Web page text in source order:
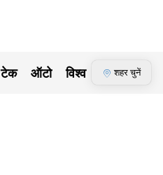
टेक ऑटो विश्व शहर चुनें